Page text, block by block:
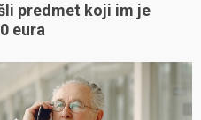
predmet koji im je
eura